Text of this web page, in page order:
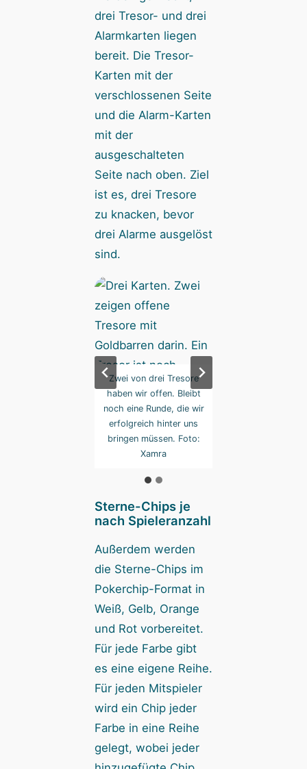
drei Tresor- und drei
Alarmkarten liegen
bereit. Die Tresor-
Karten mit der
verschlossenen Seite
und die Alarm-Karten
mit der
ausgeschalteten
Seite nach oben. Ziel
ist es, drei Tresore
zu knacken, bevor
drei Alarme ausgelöst
sind.
Zwei von drei Tresore
haben wir offen. Bleibt
noch eine Runde, die wir
erfolgreich hinter uns
bringen müssen. Foto:
Xamra
Sterne-Chips je
nach Spieleranzahl
Außerdem werden
die Sterne-Chips im
Pokerchip-Format in
Weiß, Gelb, Orange
und Rot vorbereitet.
Für jede Farbe gibt
es eine eigene Reihe.
Für jeden Mitspieler
wird ein Chip jeder
Farbe in eine Reihe
gelegt, wobei jeder